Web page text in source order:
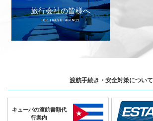
旅行会社の皆様へ
FOR TRAVEL AGENCY
渡航手続き・安全対策について
キューバの渡航書類代
行案内